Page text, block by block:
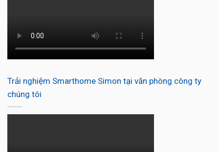
Trải nghiệm Smarthome Simon tại văn phòng công ty
chúng tôi